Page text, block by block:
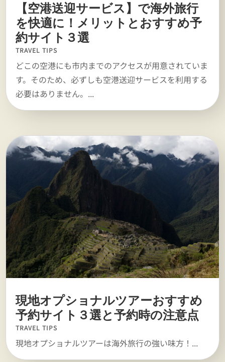
【空港送迎サービス】で海外旅行
を快適に！メリットとおすすめ予
約サイト３選
TRAVEL TIPS
どこの空港にも市内までのアクセスが用意されていま
す。そのため、必ずしも空港送迎サービスを利用する
必要はありません。...
現地オプショナルツアーおすすめ
予約サイト３選と予約時の注意点
TRAVEL TIPS
現地オプショナルツアーは海外旅行の強い味方！...